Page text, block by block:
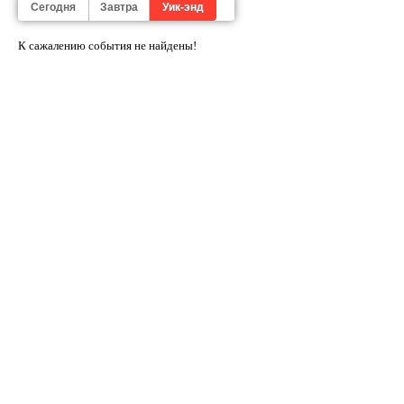
Сегодня Завтра Уик-энд
К сажалению cобытия не найдены!